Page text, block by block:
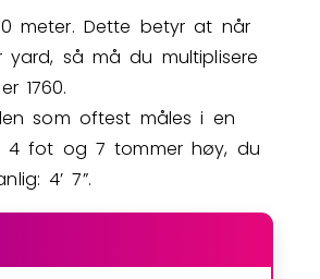
meter. Dette betyr at når
så må du multiplisere
1760.
som oftest måles i en
4 fot og 7 tommer høy, du
4’ 7”.